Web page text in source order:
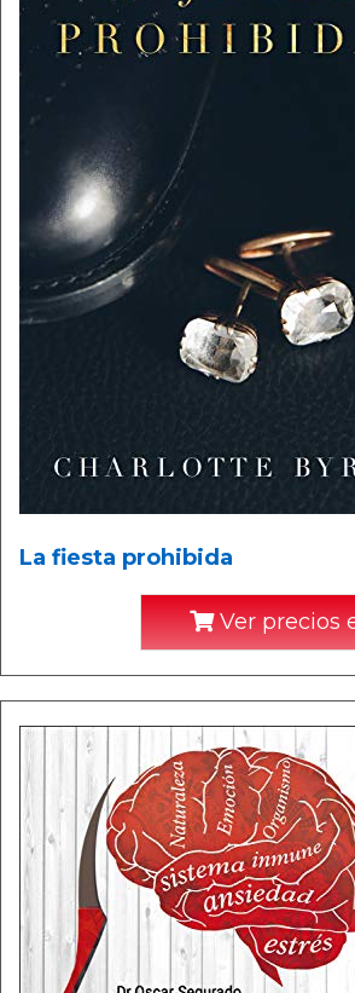
La fiesta prohibida
Ver precios